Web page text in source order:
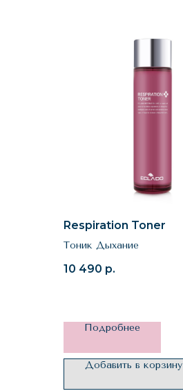
Respiration Toner
Тоник Дыхание
10 490 р.
Подробнее
Добавить в корзину